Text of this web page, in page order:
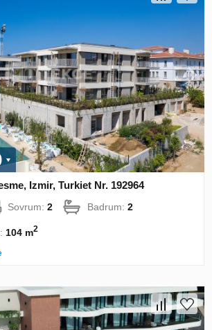
Izmir, Turkiet Nr. 192964
Sovrum:2 Badrum:2
104 m2